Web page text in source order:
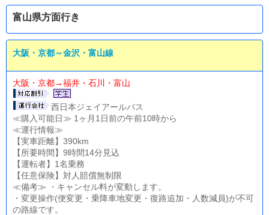
富山県方面行き
大阪・京都～金沢・富山線
大阪・京都→福井・石川・富山
西日本ジェイアールバス
≪購入可能日≫ 1ヶ月1日前の午前10時から
≪運行情報≫
【実車距離】390km
【所要時間】9時間14分見込
【運転者】1名乗務
【任意保険】対人賠償無制限
≪備考≫ ・キャンセル料が変動します。
・変更操作(便変更・乗降車地変更・復路追加・人数減員)が不可
の路線です。